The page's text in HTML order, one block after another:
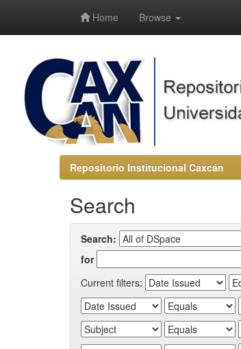
Home Browse
Repositorio Institucional Caxcán
Search
Search:
for
Current filters: